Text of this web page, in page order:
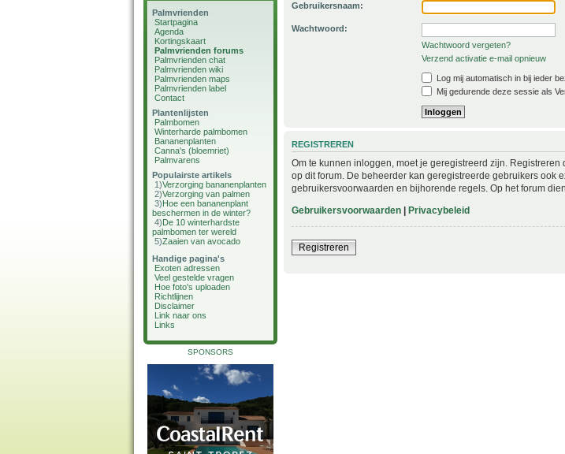
Palmvrienden
Startpagina
Agenda
Kortingskaart
Palmvrienden forums
Palmvrienden chat
Palmvrienden wiki
Palmvrienden maps
Palmvrienden label
Contact
Plantenlijsten
Palmbomen
Winterharde palmbomen
Bananenplanten
Canna's (bloemriet)
Palmvarens
Populairste artikels
1)Verzorging bananenplanten
2)Verzorging van palmen
3)Hoe een bananenplant
beschermen in de winter?
4)De 10 winterhardste
palmbomen ter wereld
5)Zaaien van avocado
Handige pagina's
Exoten adressen
Veel gestelde vragen
Hoe foto's uploaden
Richtlijnen
Disclaimer
Link naar ons
Links
SPONSORS
Gebruikersnaam:
Wachtwoord:
Wachtwoord vergeten?
Verzend activatie e-mail opnieuw
Log mij automatisch in bij ieder
Mij gedurende deze sessie als
REGISTREREN
Om te kunnen inloggen, moet je geregistreerd zijn.
op dit forum. De beheerder kan geregistreerde gebruikers ook
gebruikersvoorwaarden en bijhorende regels. Op het forum
Gebruikersvoorwaarden | Privacybeleid
Registreren